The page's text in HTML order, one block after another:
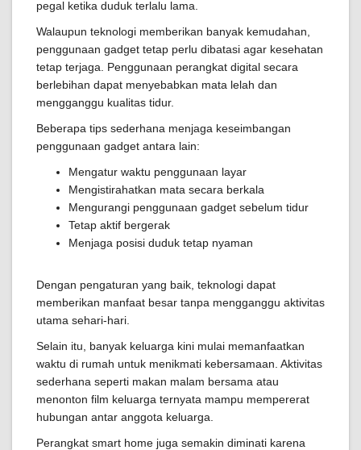
pegal ketika duduk terlalu lama.
Walaupun teknologi memberikan banyak kemudahan,
penggunaan gadget tetap perlu dibatasi agar kesehatan
tetap terjaga. Penggunaan perangkat digital secara
berlebihan dapat menyebabkan mata lelah dan
mengganggu kualitas tidur.
Beberapa tips sederhana menjaga keseimbangan
penggunaan gadget antara lain:
Mengatur waktu penggunaan layar
Mengistirahatkan mata secara berkala
Mengurangi penggunaan gadget sebelum tidur
Tetap aktif bergerak
Menjaga posisi duduk tetap nyaman
Dengan pengaturan yang baik, teknologi dapat
memberikan manfaat besar tanpa mengganggu aktivitas
utama sehari-hari.
Selain itu, banyak keluarga kini mulai memanfaatkan
waktu di rumah untuk menikmati kebersamaan. Aktivitas
sederhana seperti makan malam bersama atau
menonton film keluarga ternyata mampu mempererat
hubungan antar anggota keluarga.
Perangkat smart home juga semakin diminati karena